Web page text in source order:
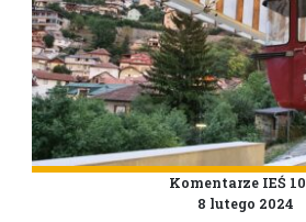
Komentarze IEŚ
8 lutego 2024